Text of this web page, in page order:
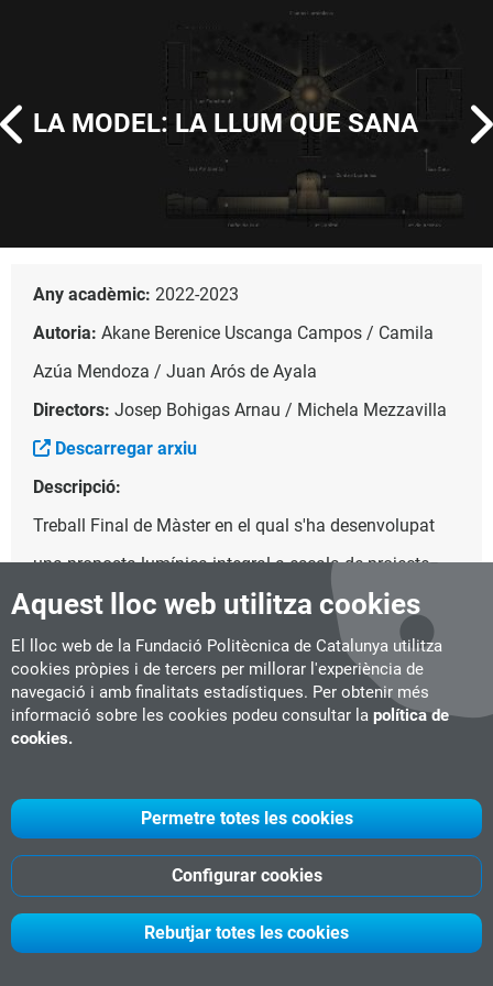
Aquest lloc web utilitza cookies
El lloc web de la Fundació Politècnica de Catalunya utilitza
cookies pròpies i de tercers per millorar l'experiència de
navegació i amb finalitats estadístiques. Per obtenir més
informació sobre les cookies podeu consultar la política de
cookies.
Rebutjar totes les cookies
Configurar cookies
Permetre totes les cookies
LA MODEL: LA LLUM QUE SANA
Any acadèmic: 2022-2023
Autoria: Akane Berenice Uscanga Campos / Camila
Azúa Mendoza / Juan Arós de Ayala
Directors: Josep Bohigas Arnau / Michela Mezzavilla
Descarregar arxiu
Descripció:
Treball Final de Màster en el qual s'ha desenvolupat
una proposta lumínica integral a escala de projecte
pre-executiu en diferents espais de l’edifici de La
Model, antiga presó i actualment equipament
municipal integral en procés de definició dels nous
espais i usos. En el projecte s'ha contemplat tot el
condicionals d’ús.